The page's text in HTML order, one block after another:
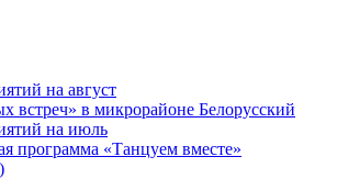
на август
встреч» в микрорайоне Белорусский
на июль
программа «Танцуем вместе»